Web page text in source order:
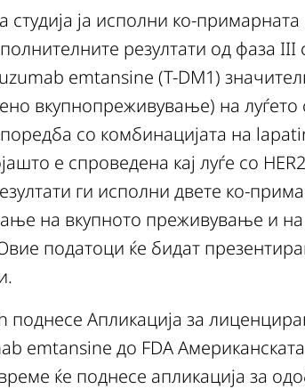
студија ja исполни ко-
резултати од фаза III
emtansine (T-DM1)
вкупнопреживување) на луѓето
со комбинацијата на
е спроведена кај луѓе со
ги исполни двете ко-
на вкупното преживување и
податоци ќе бидат
поднесе Апликација за
emtansine до FDA
ќе поднесе апликација за